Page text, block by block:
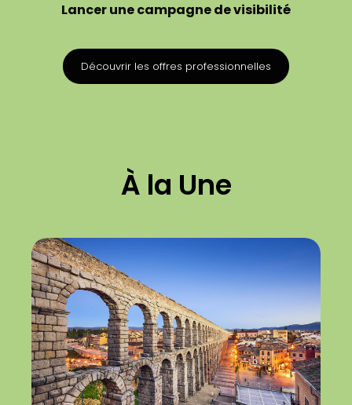
Lancer une campagne de visibilité
Découvrir les offres professionnelles
À la Une